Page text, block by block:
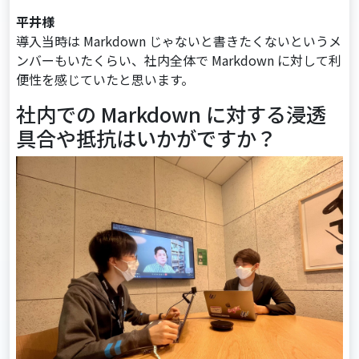
平井様
導入当時は Markdown じゃないと書きたくないというメ
ンバーもいたくらい、社内全体で Markdown に対して利
便性を感じていたと思います。
社内での Markdown に対する浸透
具合や抵抗はいかがですか？